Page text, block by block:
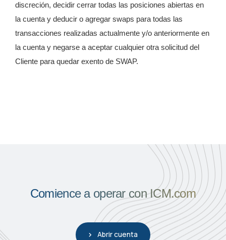
discreción, decidir cerrar todas las posiciones abiertas en
la cuenta y deducir o agregar swaps para todas las
transacciones realizadas actualmente y/o anteriormente en
la cuenta y negarse a aceptar cualquier otra solicitud del
Cliente para quedar exento de SWAP.
Comience a operar con ICM.com
Abrir cuenta